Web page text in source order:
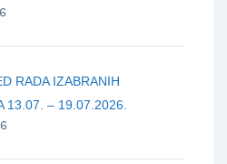
RADA IZABRANIH
13.07. – 19.07.2026.